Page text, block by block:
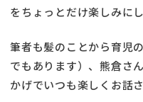
をちょっとだけ楽しみに
筆者も髪のことから育児
でもあります）、熊倉さ
かげでいつも楽しくお話